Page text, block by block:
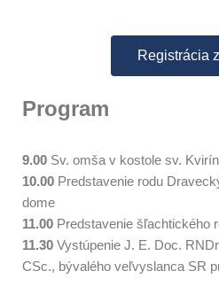
Registrácia
Program
9.00 Sv. omša v kostole sv.
10.00 Predstavenie rodu
dome
11.00 Predstavenie šľachtického
11.30 Vystúpenie J. E. Doc.
CSc., bývalého veľvyslanca SR